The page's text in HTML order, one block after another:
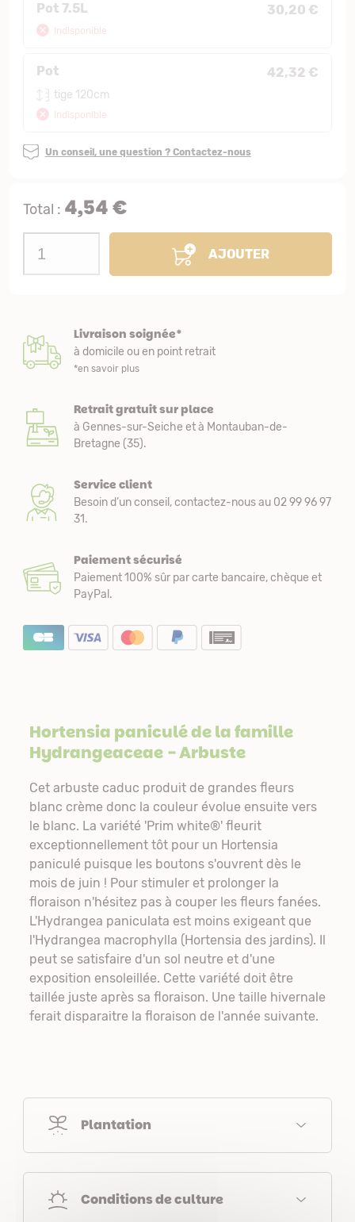
Pot 7.5L 30,20 €
Indisponible
Pot 42,32 €
tige 120cm
Indisponible
Un conseil, une question ? Contactez-nous
Total : 4,54 €
AJOUTER
Livraison soignée*
à domicile ou en point retrait
*en savoir plus
Retrait gratuit sur place
à Gennes-sur-Seiche et à Montauban-de-
Bretagne (35).
Service client
Besoin d’un conseil, contactez-nous au 02 99 96 97
31.
Paiement sécurisé
Paiement 100% sûr par carte bancaire, chèque et
PayPal.
Hortensia paniculé de la famille
Hydrangeaceae- Arbuste
Cet arbuste caduc produit de grandes fleurs
blanc crème donc la couleur évolue ensuite vers
le blanc. La variété 'Prim white®' fleurit
exceptionnellement tôt pour un Hortensia
paniculé puisque les boutons s'ouvrent dès le
mois de juin ! Pour stimuler et prolonger la
floraison n'hésitez pas à couper les fleurs fanées.
L'Hydrangea paniculata est moins exigeant que
l'Hydrangea macrophylla (Hortensia des jardins). Il
peut se satisfaire d'un sol neutre et d'une
exposition ensoleillée. Cette variété doit être
taillée juste après sa floraison. Une taille hivernale
ferait disparaitre la floraison de l'année suivante.
Plantation
Conditions de culture